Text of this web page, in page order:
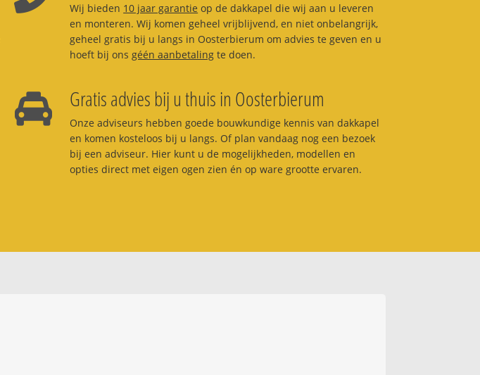
Wij bieden 10 jaar garantie op de dakkapel die wij aan u leveren
en monteren. Wij komen geheel vrijblijvend, en niet onbelangrijk,
geheel gratis bij u langs in Oosterbierum om advies te geven en u
hoeft bij ons géén aanbetaling te doen.
Gratis advies bij u thuis in Oosterbierum
Onze adviseurs hebben goede bouwkundige kennis van dakkapel
en komen kosteloos bij u langs. Of plan vandaag nog een bezoek
bij een adviseur. Hier kunt u de mogelijkheden, modellen en
opties direct met eigen ogen zien én op ware grootte ervaren.